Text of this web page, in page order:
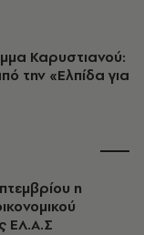
Καρυστιανού:
την «Ελπίδα για
η
ΕΛ.Α.Σ